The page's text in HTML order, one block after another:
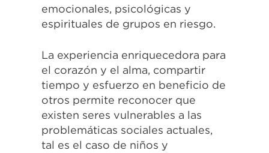
emocionales, psicológicas y
espirituales de grupos en riesgo.
La experiencia enriquecedora para
el corazón y el alma, compartir
tiempo y esfuerzo en beneficio de
otros permite reconocer que
existen seres vulnerables a las
problemáticas sociales actuales,
tal es el caso de niños y